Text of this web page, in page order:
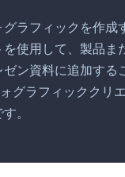
ラフィックを作成
使用して、製品ま
ン資料に追加する
グラフィッククリ
。